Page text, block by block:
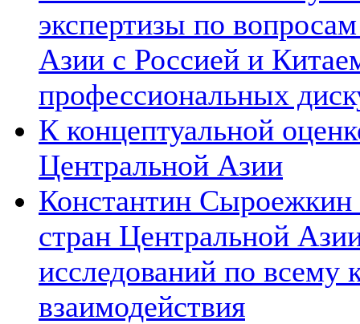
экспертизы по
Азии с Россией и
профессиональных
К концептуальной
Центральной Азии
Константин Сыроежкин
стран Центральной
исследований по всему
взаимодействия